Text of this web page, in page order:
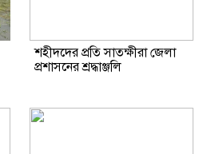
শহীদদের প্রতি সাতক্ষীরা জেলা
প্রশাসনের শ্রদ্ধাঞ্জলি